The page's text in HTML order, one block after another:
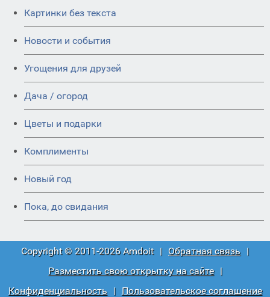
Картинки без текста
Новости и события
Угощения для друзей
Дача / огород
Цветы и подарки
Комплименты
Новый год
Пока, до свидания
Copyright © 2011-2026 Amdoit | Обратная связь |
Разместить свою открытку на сайте
|
Конфиденциальность
| Пользовательское соглашение